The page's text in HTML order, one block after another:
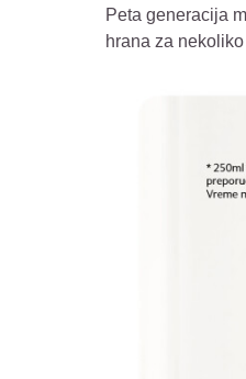
Peta generacija
hrana za